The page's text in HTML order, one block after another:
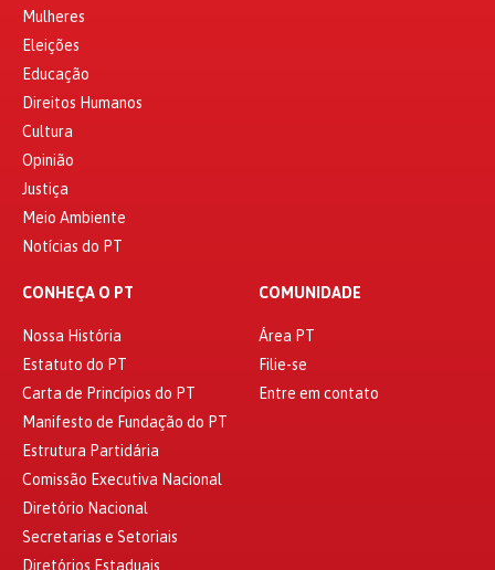
Mulheres
Eleições
Educação
Direitos Humanos
Cultura
Opinião
Justiça
Meio Ambiente
Notícias do PT
CONHEÇA O PT
Nossa História
Estatuto do PT
Carta de Princípios do PT
Manifesto de Fundação do PT
Estrutura Partidária
Comissão Executiva Nacional
Diretório Nacional
Secretarias e Setoriais
Diretórios Estaduais
COMUNIDADE
Área PT
Filie-se
Entre em contato